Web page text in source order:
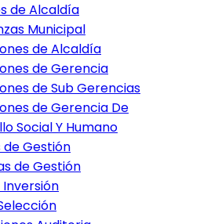
de Alcaldía
Municipal
de Alcaldía
de Gerencia
de Sub Gerencias
de Gerencia De
Social Y Humano
Gestión
de Gestión